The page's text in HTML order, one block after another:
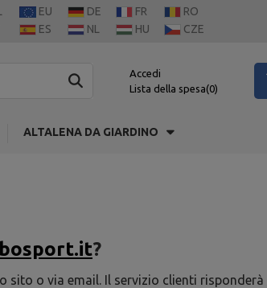
EU DE FR
RO
ES NL HU CZE
Accedi
Lista della spesa 0
ALTALENA DA GIARDINO
?
sito o via email. Il servizio clienti